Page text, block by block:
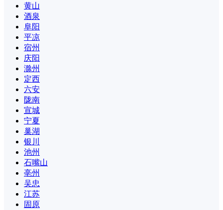
黄山
酒泉
阜阳
平凉
宿州
庆阳
滁州
定西
六安
陇南
宣城
宁夏
巢湖
银川
池州
石嘴山
亳州
吴忠
江苏
固原